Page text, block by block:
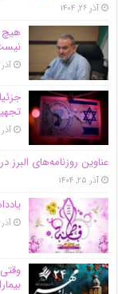
آذر ۲۶, ۱۴۰۴
هیچ
آذر ۲۶,
آذر ۲۶,
عناوین روزنامه‌های البرز در ‌18 آذرماه/صدرنشینی در ارائه خدمات زایمان
آذر ۲۵, ۱۴۰۴
آذر ۲۵, ۱۴۰۴